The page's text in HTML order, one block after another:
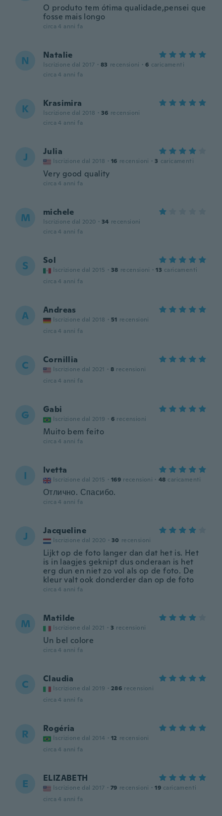
O produto tem ótima qualidade,pensei que
fosse mais longo
circa 4 anni fa
N Natalie
Iscrizione dal 2017 · 83 recensioni · 6 caricamenti
circa 4 anni fa
K Krasimira
Iscrizione dal 2018 · 36 recensioni
circa 4 anni fa
J Julia
Iscrizione dal 2018 · 16 recensioni · 3 caricamenti
Very good quality
circa 4 anni fa
M michele
Iscrizione dal 2020 · 34 recensioni
circa 4 anni fa
S Sol
Iscrizione dal 2015 · 38 recensioni · 13 caricamenti
circa 4 anni fa
A Andreas
Iscrizione dal 2018 · 51 recensioni
circa 4 anni fa
C Cornillia
Iscrizione dal 2021 · 8 recensioni
circa 4 anni fa
G Gabi
Iscrizione dal 2019 · 6 recensioni
Muito bem feito
circa 4 anni fa
I Ivetta
Iscrizione dal 2015 · 169 recensioni · 48 caricamenti
Отлично. Спасибо.
circa 4 anni fa
J Jacqueline
Iscrizione dal 2020 · 30 recensioni
Lijkt op de foto langer dan dat het is. Het
is in laagjes geknipt dus onderaan is het
erg dun en niet zo vol als op de foto. De
kleur valt ook donderder dan op de foto
circa 4 anni fa
M Matilde
Iscrizione dal 2021 · 3 recensioni
Un bel colore
circa 4 anni fa
C Claudia
Iscrizione dal 2019 · 286 recensioni
circa 4 anni fa
R Rogéria
Iscrizione dal 2014 · 12 recensioni
circa 4 anni fa
E ELIZABETH
Iscrizione dal 2017 · 79 recensioni · 19 caricamenti
circa 4 anni fa